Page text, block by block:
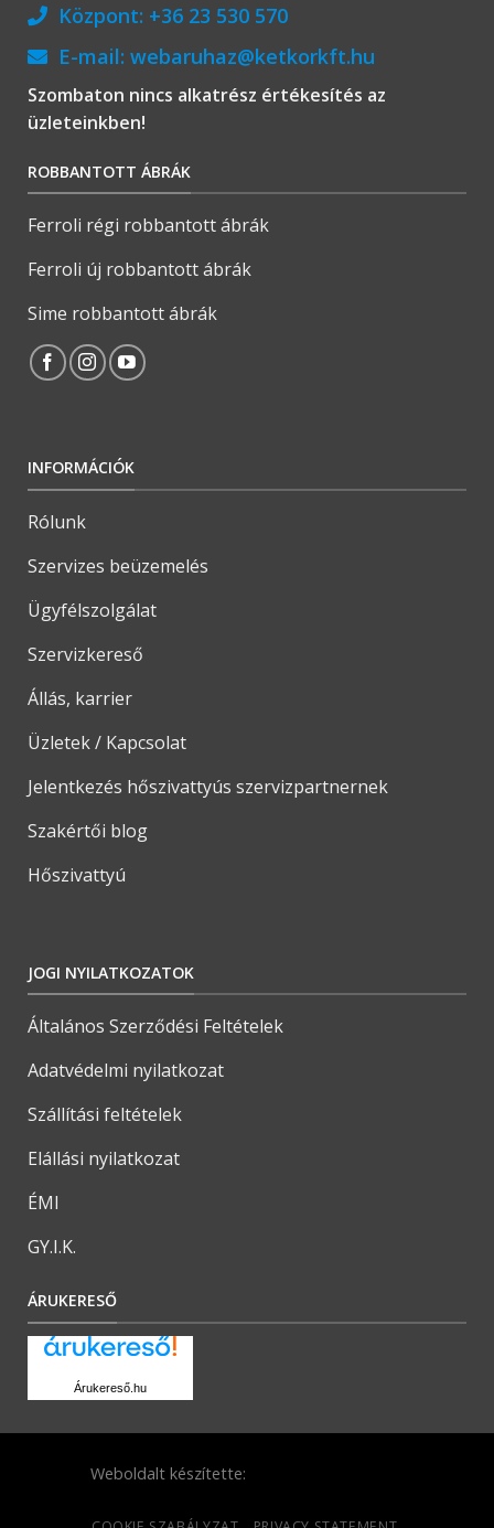
Központ: +36 23 530 570
E-mail: webaruhaz@ketkorkft.hu
Szombaton nincs alkatrész értékesítés az
üzleteinkben!
ROBBANTOTT ÁBRÁK
Ferroli régi robbantott ábrák
Ferroli új robbantott ábrák
Sime robbantott ábrák
INFORMÁCIÓK
Rólunk
Szervizes beüzemelés
Ügyfélszolgálat
Szervizkereső
Állás, karrier
Üzletek / Kapcsolat
Jelentkezés hőszivattyús szervizpartnernek
Szakértői blog
Hőszivattyú
JOGI NYILATKOZATOK
Általános Szerződési Feltételek
Adatvédelmi nyilatkozat
Szállítási feltételek
Elállási nyilatkozat
ÉMI
GY.I.K.
ÁRUKERESŐ
Árukereső.hu
Weboldalt készítette: